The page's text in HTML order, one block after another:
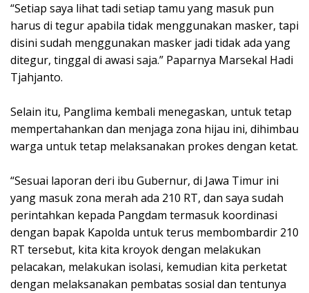
“Setiap saya lihat tadi setiap tamu yang masuk pun
harus di tegur apabila tidak menggunakan masker, tapi
disini sudah menggunakan masker jadi tidak ada yang
ditegur, tinggal di awasi saja.” Paparnya Marsekal Hadi
Tjahjanto.
Selain itu, Panglima kembali menegaskan, untuk tetap
mempertahankan dan menjaga zona hijau ini, dihimbau
warga untuk tetap melaksanakan prokes dengan ketat.
“Sesuai laporan deri ibu Gubernur, di Jawa Timur ini
yang masuk zona merah ada 210 RT, dan saya sudah
perintahkan kepada Pangdam termasuk koordinasi
dengan bapak Kapolda untuk terus membombardir 210
RT tersebut, kita kita kroyok dengan melakukan
pelacakan, melakukan isolasi, kemudian kita perketat
dengan melaksanakan pembatas sosial dan tentunya